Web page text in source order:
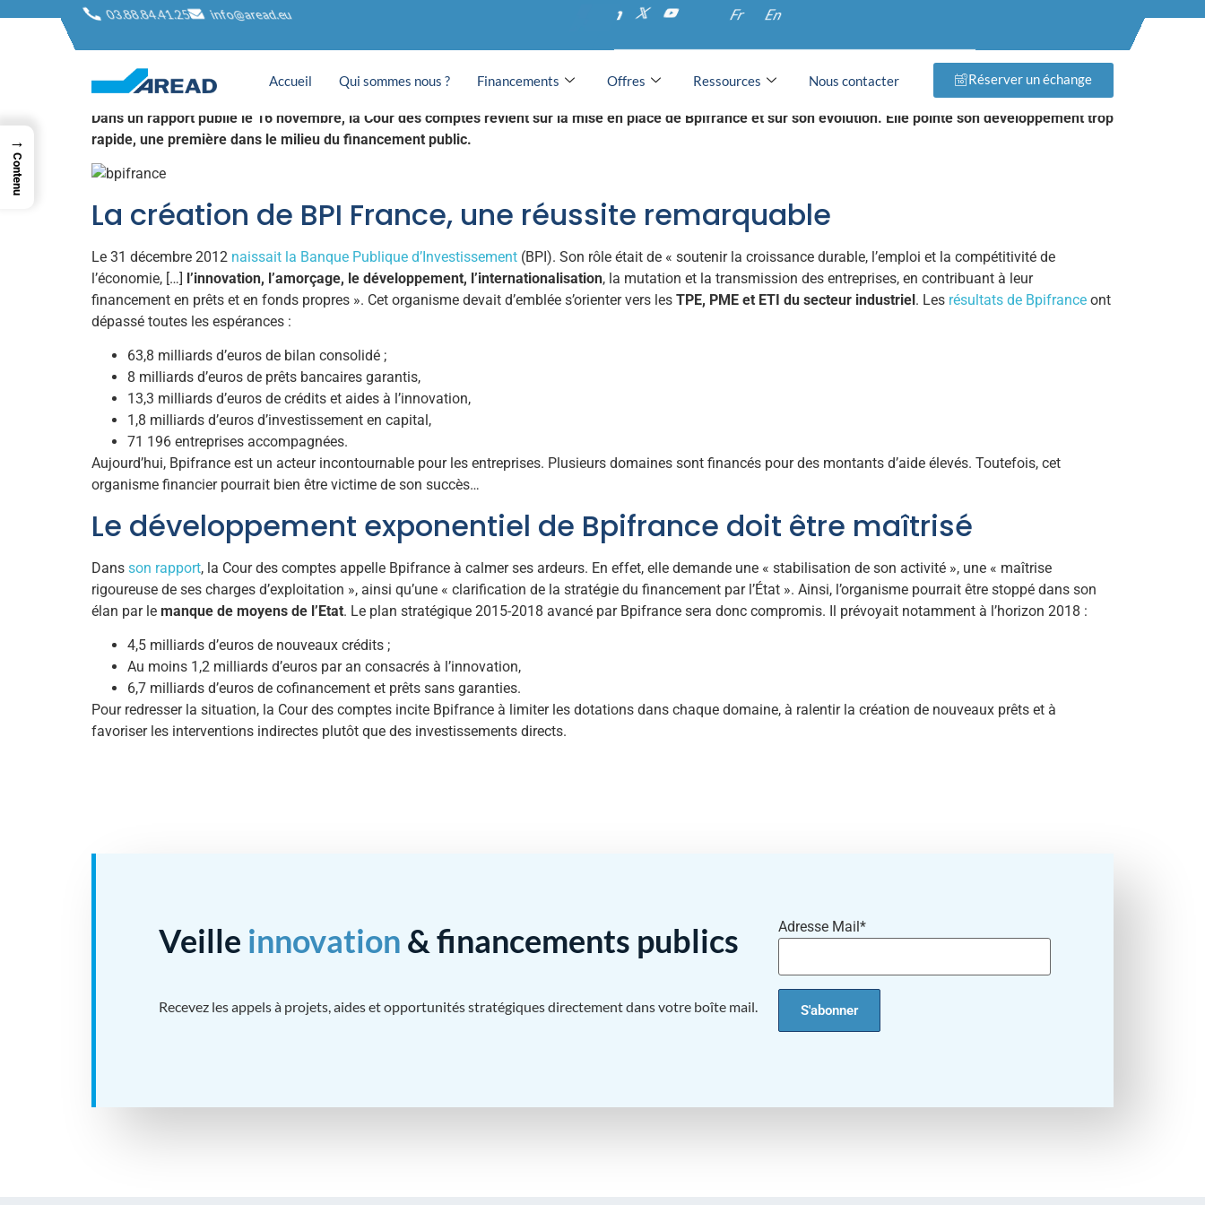
03.88.84.41.25 info@aread.eu Fr En
Accueil Qui sommes nous ? Financements Offres Ressources Nous contacter Réserver un échange
La Cour des comptes demande à Bpifrance de se
modérer
Dans un rapport publié le 16 novembre, la Cour des comptes revient sur la mise en place de Bpifrance et sur son évolution. Elle pointe son développement trop
rapide, une première dans le milieu du financement public.
La création de BPI France, une réussite remarquable
Le 31 décembre 2012 naissait la Banque Publique d’Investissement (BPI). Son rôle était de « soutenir la croissance durable, l’emploi et la compétitivité de
l’économie, […] l’innovation, l’amorçage, le développement, l’internationalisation, la mutation et la transmission des entreprises, en contribuant à leur
financement en prêts et en fonds propres ». Cet organisme devait d’emblée s’orienter vers les TPE, PME et ETI du secteur industriel. Les résultats de Bpifrance ont
dépassé toutes les espérances :
63,8 milliards d’euros de bilan consolidé ;
8 milliards d’euros de prêts bancaires garantis,
13,3 milliards d’euros de crédits et aides à l’innovation,
1,8 milliards d’euros d’investissement en capital,
71 196 entreprises accompagnées.
Aujourd’hui, Bpifrance est un acteur incontournable pour les entreprises. Plusieurs domaines sont financés pour des montants d’aide élevés. Toutefois, cet
organisme financier pourrait bien être victime de son succès…
Le développement exponentiel de Bpifrance doit être maîtrisé
Dans son rapport, la Cour des comptes appelle Bpifrance à calmer ses ardeurs. En effet, elle demande une « stabilisation de son activité », une « maîtrise
rigoureuse de ses charges d’exploitation », ainsi qu’une « clarification de la stratégie du financement par l’État ». Ainsi, l’organisme pourrait être stoppé dans son
élan par le manque de moyens de l’Etat. Le plan stratégique 2015-2018 avancé par Bpifrance sera donc compromis. Il prévoyait notamment à l’horizon 2018 :
4,5 milliards d’euros de nouveaux crédits ;
Au moins 1,2 milliards d’euros par an consacrés à l’innovation,
6,7 milliards d’euros de cofinancement et prêts sans garanties.
Pour redresser la situation, la Cour des comptes incite Bpifrance à limiter les dotations dans chaque domaine, à ralentir la création de nouveaux prêts et à
favoriser les interventions indirectes plutôt que des investissements directs.
Veille innovation & financements publics
Recevez les appels à projets, aides et opportunités stratégiques directement dans votre boîte mail.
Adresse Mail*
→
Contenu